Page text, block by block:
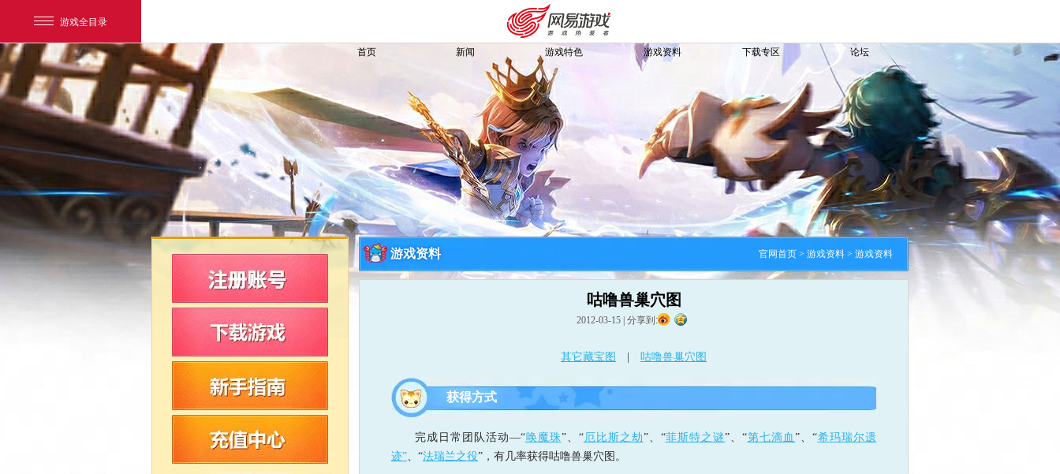
游戏全目录
网易游戏
游戏爱好者
我的足迹：
客服中心
首页 新闻 游戏特色 游戏资料 下载专区 论坛
游戏资料 官网首页 > 游戏资料 > 游戏资料
咕噜兽巢穴图
2012-03-15 分享到:
其它藏宝图 咕噜兽巢穴图
获得方式
完成日常团队活动—“唤魔珠”、“厄比斯之劫”、“菲斯特之谜”、“第七滴血”、“希玛瑞尔遗
迹”、“法瑞兰之役”，有几率获得咕噜兽巢穴图。